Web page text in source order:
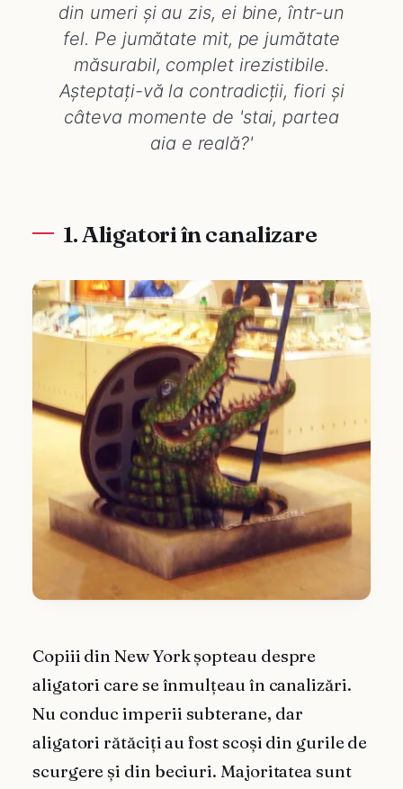
din umeri și au zis, ei bine, într-un
fel. Pe jumătate mit, pe jumătate
măsurabil, complet irezistibile.
Așteptați-vă la contradicții, fiori și
câteva momente de 'stai, partea
aia e reală?'
1. Aligatori în canalizare
Copiii din New York șopteau despre
aligatori care se înmulțeau în canalizări.
Nu conduc imperii subterane, dar
aligatori rătăciți au fost scoși din gurile de
scurgere și din beciuri. Majoritatea sunt